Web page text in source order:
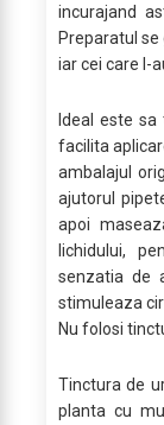
incurajand
Preparatul
iar cei care l-
Ideal este
facilita
ambalajul
ajutorul
apoi
lichidului,
senzatia de
stimuleaza
Nu folosi
Tinctura de
planta cu